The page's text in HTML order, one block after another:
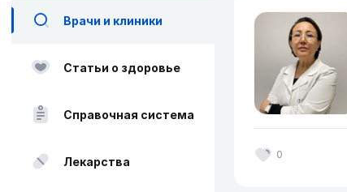
Врачи и клиники
Статьи о здоровье
Справочная система
Лекарства 0